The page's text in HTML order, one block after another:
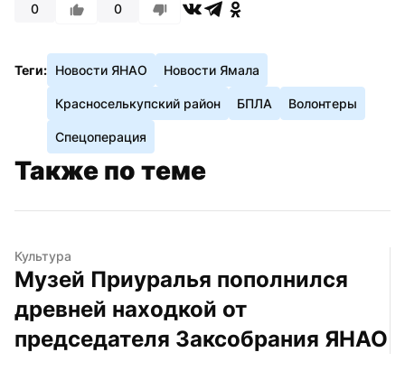
0 0
Теги: Новости ЯНАО Новости Ямала
Красноселькупский район БПЛА Волонтеры
Спецоперация
Также по теме
Культура
Музей Приуралья пополнился
древней находкой от
председателя Заксобрания ЯНАО